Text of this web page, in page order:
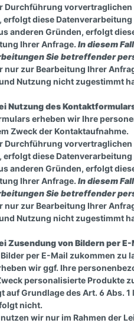
u. Seile
Durchführung
diese Datenverarbeitung
anderen Gründen, erfolgt
Ihrer Anfrage. In diesem
Sie betreffender
zur Bearbeitung Ihrer
Nutzung nicht zugestimmt
Nutzung des
erheben wir Ihre
Zweck der Kontaktaufnahme.
Durchführung
diese Datenverarbeitung
anderen Gründen, erfolgt
Ihrer Anfrage. In diesem
Sie betreffender
zur Bearbeitung Ihrer
Nutzung nicht zugestimmt
Zusendung von Bildern per E-
per E-Mail zukommen
wir ggf. Ihre
personalisierte Produkte
auf Grundlage des Art. 6 Abs.
nicht.
wir nur im Rahmen der